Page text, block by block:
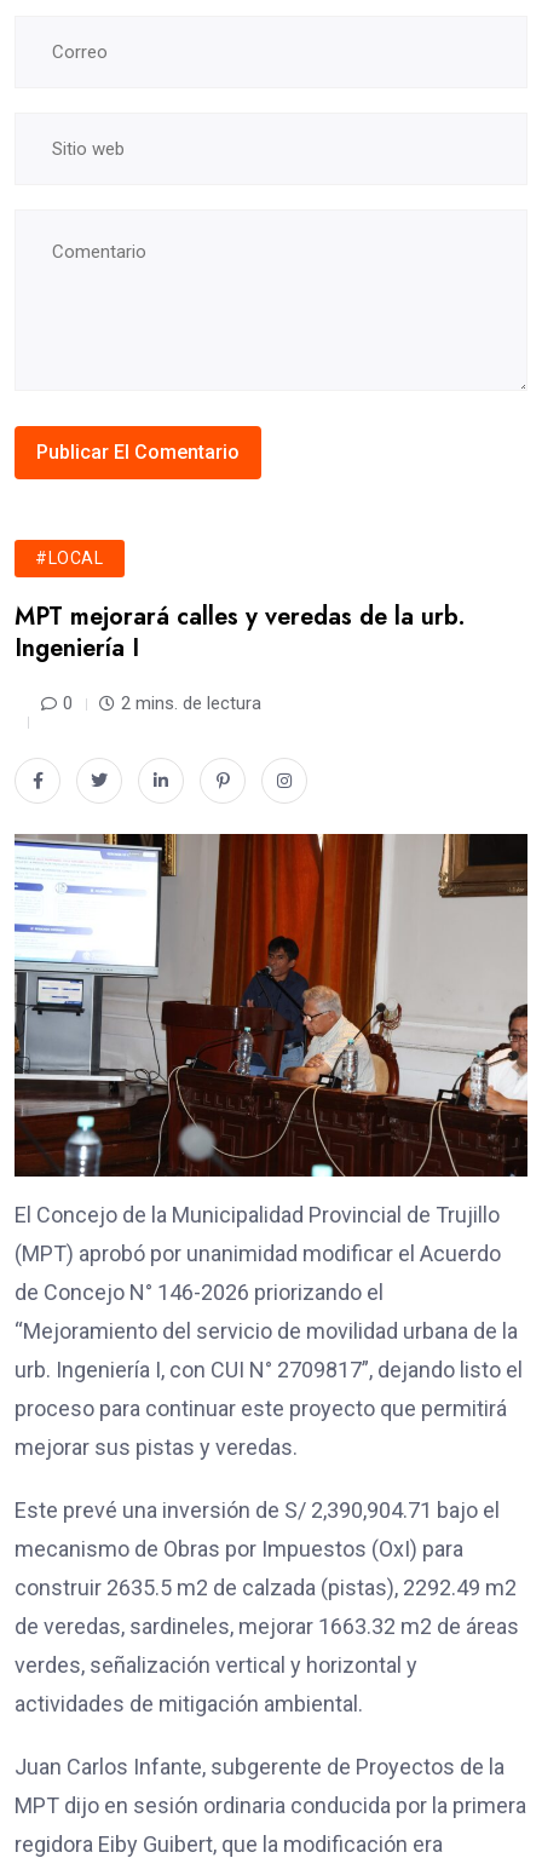
#LOCAL
MPT mejorará calles y veredas de la urb.
Ingeniería I
0 2 mins. de lectura
El Concejo de la Municipalidad Provincial de Trujillo
(MPT) aprobó por unanimidad modificar el Acuerdo
de Concejo N° 146-2026 priorizando el
“Mejoramiento del servicio de movilidad urbana de la
urb. Ingeniería I, con CUI N° 2709817”, dejando listo el
proceso para continuar este proyecto que permitirá
mejorar sus pistas y veredas.
Este prevé una inversión de S/ 2,390,904.71 bajo el
mecanismo de Obras por Impuestos (OxI) para
construir 2635.5 m2 de calzada (pistas), 2292.49 m2
de veredas, sardineles, mejorar 1663.32 m2 de áreas
verdes, señalización vertical y horizontal y
actividades de mitigación ambiental.
Juan Carlos Infante, subgerente de Proyectos de la
MPT dijo en sesión ordinaria conducida por la primera
regidora Eiby Guibert, que la modificación era